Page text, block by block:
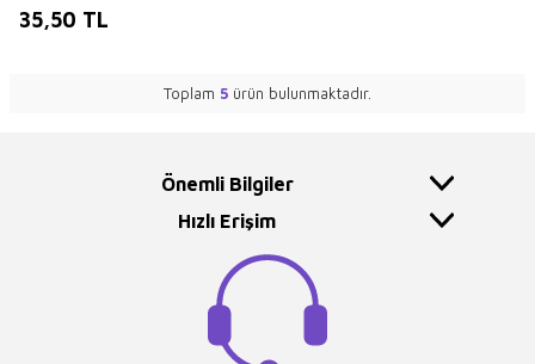
35,50 TL
Toplam 5 ürün bulunmaktadır.
Önemli Bilgiler
Hızlı Erişim